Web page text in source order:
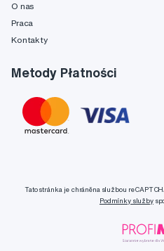
O nas
Praca
Kontakty
Metody Płatności
Tato stránka je chráněna službou
Podmínky služby